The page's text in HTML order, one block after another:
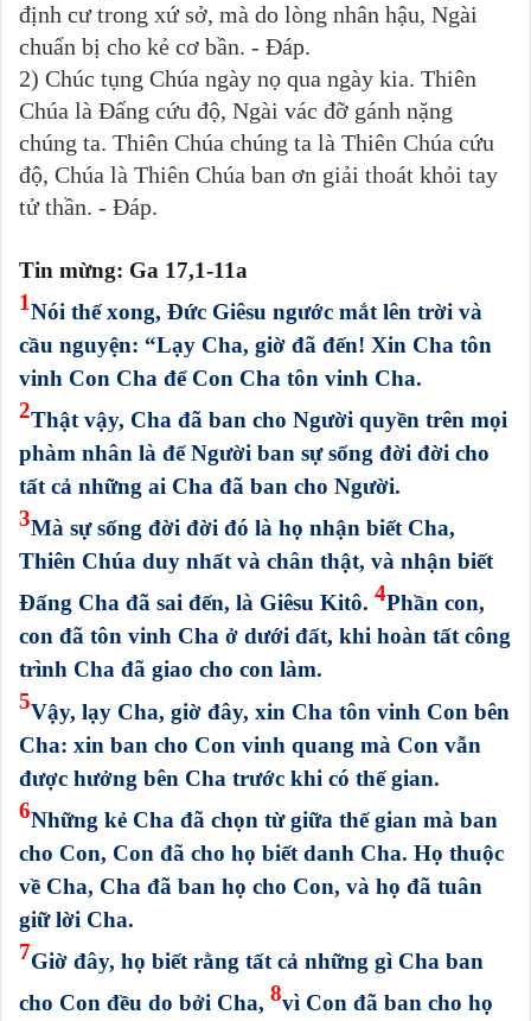
định cư trong xứ sở, mà do lòng nhân hậu, Ngài
chuẩn bị cho kẻ cơ bần. - Đáp.
2) Chúc tụng Chúa ngày nọ qua ngày kia. Thiên
Chúa là Đấng cứu độ, Ngài vác đỡ gánh nặng
chúng ta. Thiên Chúa chúng ta là Thiên Chúa cứu
độ, Chúa là Thiên Chúa ban ơn giải thoát khỏi tay
tử thần. - Đáp.
Tin mừng: Ga 17,1-11a
1Nói thế xong, Đức Giêsu ngước mắt lên trời và
cầu nguyện: “Lạy Cha, giờ đã đến! Xin Cha tôn
vinh Con Cha để Con Cha tôn vinh Cha.
2Thật vậy, Cha đã ban cho Người quyền trên mọi
phàm nhân là để Người ban sự sống đời đời cho
tất cả những ai Cha đã ban cho Người.
3Mà sự sống đời đời đó là họ nhận biết Cha,
Thiên Chúa duy nhất và chân thật, và nhận biết
Đấng Cha đã sai đến, là Giêsu Kitô. 4Phần con,
con đã tôn vinh Cha ở dưới đất, khi hoàn tất công
trình Cha đã giao cho con làm.
5Vậy, lạy Cha, giờ đây, xin Cha tôn vinh Con bên
Cha: xin ban cho Con vinh quang mà Con vẫn
được hưởng bên Cha trước khi có thế gian.
6Những kẻ Cha đã chọn từ giữa thế gian mà ban
cho Con, Con đã cho họ biết danh Cha. Họ thuộc
về Cha, Cha đã ban họ cho Con, và họ đã tuân
giữ lời Cha.
7Giờ đây, họ biết rằng tất cả những gì Cha ban
cho Con đều do bởi Cha, 8vì Con đã ban cho họ